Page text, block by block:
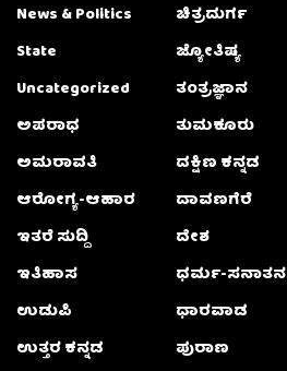
News & Politics
State
Uncategorized
ಅಪರಾಧ
ಅಮರಾವತಿ
ಆರೋಗ್ಯ-ಆಹಾರ
ಇತರೆ ಸುದ್ದಿ
ಇತಿಹಾಸ
ಉಡುಪಿ
ಉತ್ತರ ಕನ್ನಡ
ಚಿತ್ರದುರ್ಗ
ಜ್ಯೋತಿಷ್ಯ
ತಂತ್ರಜ್ಞಾನ
ತುಮಕೂರು
ದಕ್ಷಿಣ ಕನ್ನಡ
ದಾವಣಗೆರೆ
ದೇಶ
ಧರ್ಮ-ಸನಾತನ
ಧಾರವಾಡ
ಪುರಾಣ